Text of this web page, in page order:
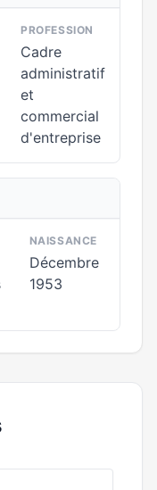
PROFESSION
Cadre
administratif
et
commercial
d'entreprise
NAISSANCE
Décembre
1953